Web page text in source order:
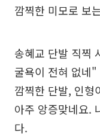
깜찍한 미모로 보
송혜교 단발 직찍
굴욕이 전혀 없네
깜찍한 단발, 인
아주 앙증맞네요.
다.